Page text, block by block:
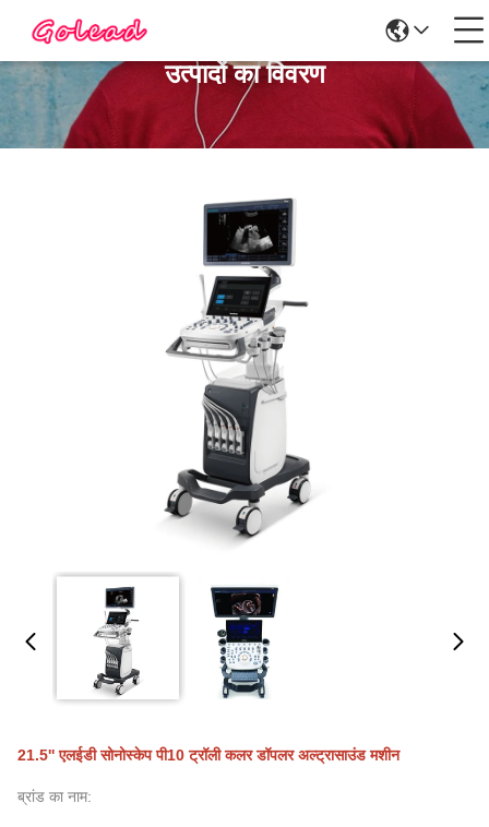
उत्पादों का विवरण
21.5'' एलईडी सोनोस्केप पी10 ट्रॉली कलर डॉपलर अल्ट्रासाउंड मशीन
ब्रांड का नाम: